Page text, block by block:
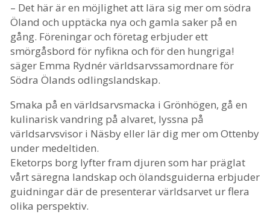
– Det här är en möjlighet att lära sig mer om södra
Öland och upptäcka nya och gamla saker på en
gång. Föreningar och företag erbjuder ett
smörgåsbord för nyfikna och för den hungriga!
säger Emma Rydnér världsarvssamordnare för
Södra Ölands odlingslandskap.
Smaka på en världsarvsmacka i Grönhögen, gå en
kulinarisk vandring på alvaret, lyssna på
världsarvsvisor i Näsby eller lär dig mer om Ottenby
under medeltiden.
Eketorps borg lyfter fram djuren som har präglat
vårt säregna landskap och ölandsguiderna erbjuder
guidningar där de presenterar världsarvet ur flera
olika perspektiv.